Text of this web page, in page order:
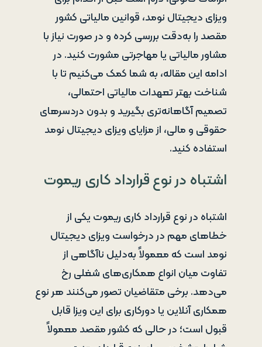
ویزای دیجیتال نومد، قوانین مالیاتی کشور
مقصد را به‌دقت بررسی کرده و در صورت نیاز با
مشاور مالیاتی یا مهاجرتی مشورت کنید. در
ادامه این مقاله، به شما کمک می‌کنیم تا با
شناخت بهتر تعهدات مالیاتی احتمالی،
تصمیم آگاهانه‌تری بگیرید و بدون دردسرهای
حقوقی و مالی، از مزایای ویزای دیجیتال نومد
استفاده کنید.
اشتباه در نوع قرارداد کاری ریموت
اشتباه در نوع قرارداد کاری ریموت یکی از
خطاهای مهم در درخواست ویزای دیجیتال
نومد است که معمولاً به‌دلیل ناآگاهی از
تفاوت میان انواع همکاری‌های شغلی رخ
می‌دهد. برخی متقاضیان تصور می‌کنند هر نوع
همکاری آنلاین یا دورکاری برای این ویزا قابل
قبول است؛ در حالی که کشور مقصد معمولاً